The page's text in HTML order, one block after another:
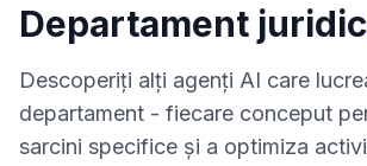
Departament juridic
Descoperiți alți agenți AI care
departament - fiecare conceput
sarcini specifice și a optimiza